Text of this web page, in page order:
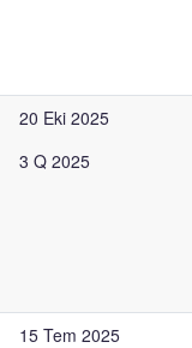
20 Eki 2025
3 Q 2025
15 Tem 2025